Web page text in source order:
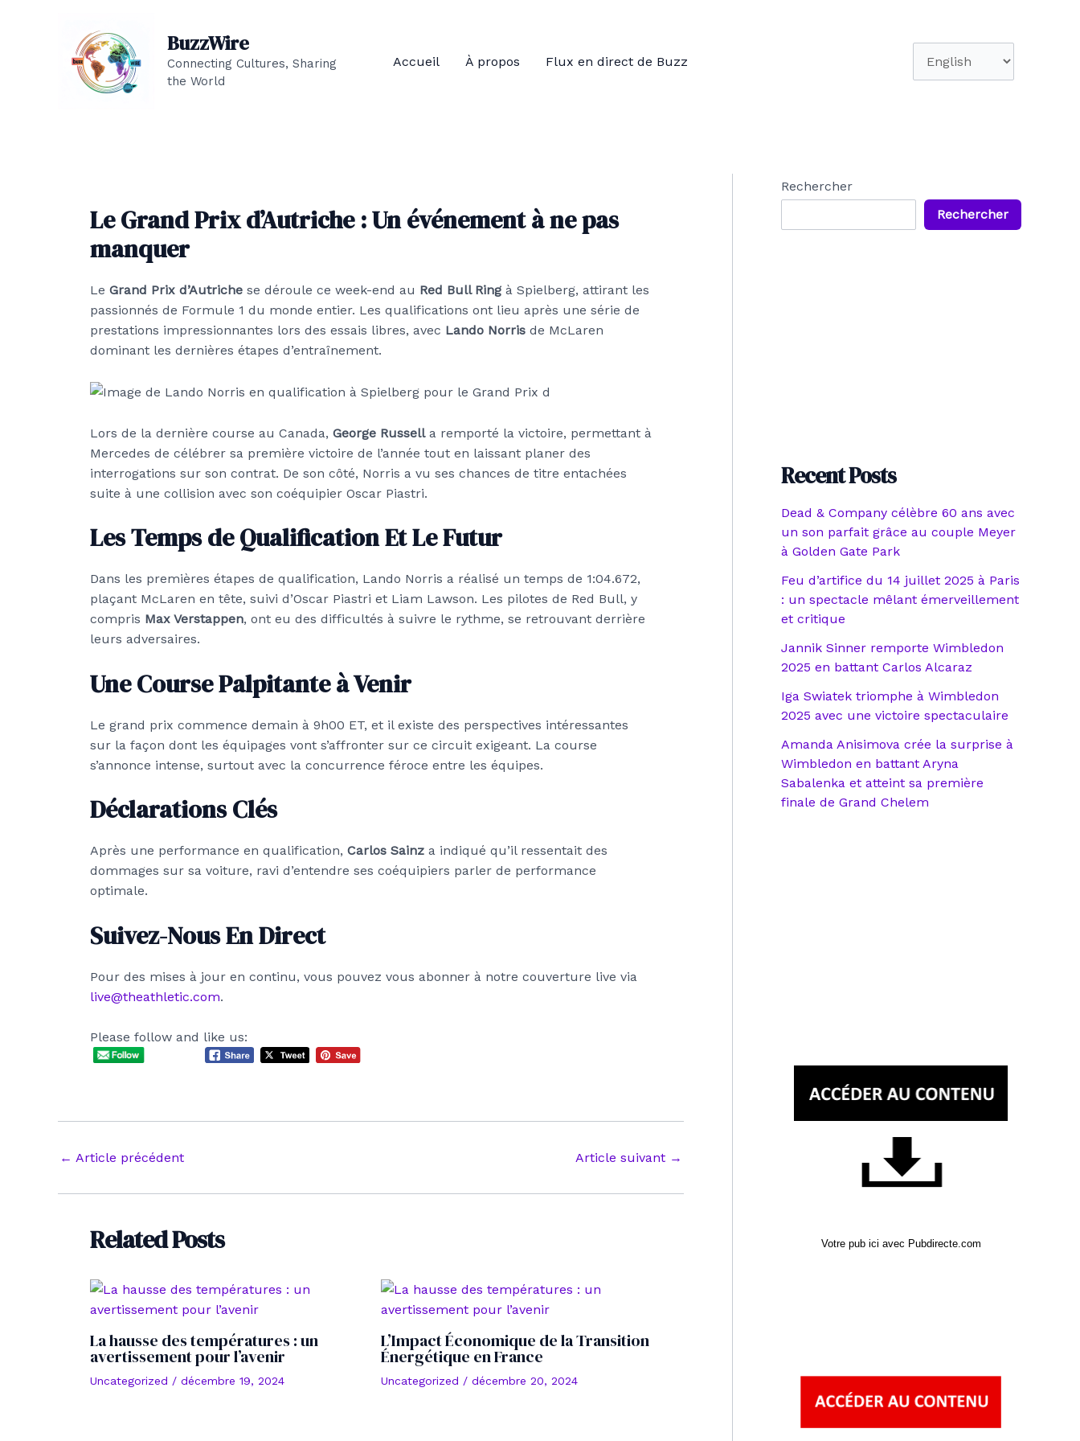
BuzzWire
Connecting Cultures, Sharing
the World
Accueil À propos Flux en direct de Buzz
Le Grand Prix d’Autriche : Un événement à ne pas
manquer
Le Grand Prix d’Autriche se déroule ce week-end au Red Bull Ring à Spielberg, attirant les
passionnés de Formule 1 du monde entier. Les qualifications ont lieu après une série de
prestations impressionnantes lors des essais libres, avec Lando Norris de McLaren
dominant les dernières étapes d’entraînement.
Lors de la dernière course au Canada, George Russella remporté la victoire, permettant à
Mercedes de célébrer sa première victoire de l’année tout en laissant planer des
interrogations sur son contrat. De son côté, Norris a vu ses chances de titre entachées
suite à une collision avec son coéquipier Oscar Piastri.
Les Temps de Qualification Et Le Futur
Dans les premières étapes de qualification, Lando Norris a réalisé un temps de 1:04.672,
plaçant McLaren en tête, suivi d’Oscar Piastri et Liam Lawson. Les pilotes de Red Bull, y
compris Max Verstappen, ont eu des difficultés à suivre le rythme, se retrouvant derrière
leurs adversaires.
Une Course Palpitante à Venir
Le grand prix commence demain à 9h00 ET, et il existe des perspectives intéressantes
sur la façon dont les équipages vont s’affronter sur ce circuit exigeant. La course
s’annonce intense, surtout avec la concurrence féroce entre les équipes.
Déclarations Clés
Après une performance en qualification, Carlos Sainz a indiqué qu’il ressentait des
dommages sur sa voiture, ravi d’entendre ses coéquipiers parler de performance
optimale.
Suivez-Nous En Direct
Pour des mises à jour en continu, vous pouvez vous abonner à notre couverture live via
live@theathletic.com.
Please follow and like us:
Navigation
articles
← Article précédent Article suivant →
Related Posts
La hausse des températures : un
avertissement pour l’avenir
Uncategorized / décembre 19, 2024
L’Impact Économique de la Transition
Énergétique en France
Uncategorized / décembre 20, 2024
Rechercher
Rechercher
Recent Posts
Dead & Company célèbre 60 ans avec
un son parfait grâce au couple Meyer
à Golden Gate Park
Feu d’artifice du 14 juillet 2025 à Paris
: un spectacle mêlant émerveillement
et critique
Jannik Sinner remporte Wimbledon
2025 en battant Carlos Alcaraz
Iga Swiatek triomphe à Wimbledon
2025 avec une victoire spectaculaire
Amanda Anisimova crée la surprise à
Wimbledon en battant Aryna
Sabalenka et atteint sa première
finale de Grand Chelem
Votre pub ici avec Pubdirecte.com